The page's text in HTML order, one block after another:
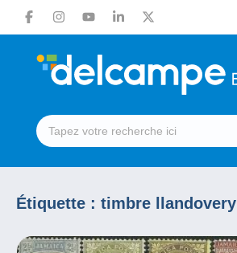
Étiquette : timbre llandovery